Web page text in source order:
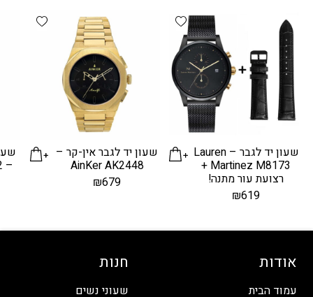
Add wishlist
שעון יד לגבר – Lauren
Martinez M8173 +
רצועת עור מתנה!
₪619
wishlist
שעון יד לגבר אין-קר –
AinKer AK2448
₪679
– Homies HS1512
אודות
עמוד הבית
חנות
שעוני נשים